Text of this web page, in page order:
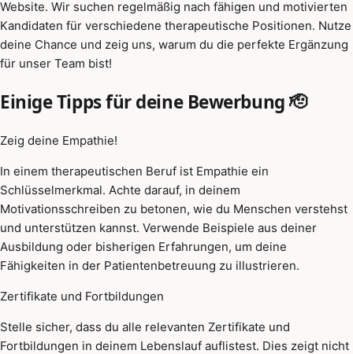
Website. Wir suchen regelmäßig nach fähigen und motivierten
Kandidaten für verschiedene therapeutische Positionen. Nutze
deine Chance und zeig uns, warum du die perfekte Ergänzung
für unser Team bist!
Einige Tipps für deine Bewerbung 🫡
Zeig deine Empathie!
In einem therapeutischen Beruf ist Empathie ein
Schlüsselmerkmal. Achte darauf, in deinem
Motivationsschreiben zu betonen, wie du Menschen verstehst
und unterstützen kannst. Verwende Beispiele aus deiner
Ausbildung oder bisherigen Erfahrungen, um deine
Fähigkeiten in der Patientenbetreuung zu illustrieren.
Zertifikate und Fortbildungen
Stelle sicher, dass du alle relevanten Zertifikate und
Fortbildungen in deinem Lebenslauf auflistest. Dies zeigt nicht